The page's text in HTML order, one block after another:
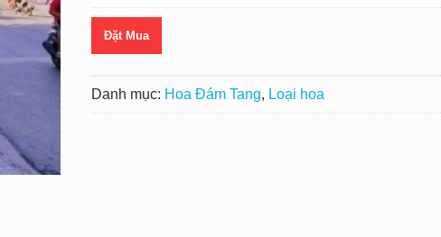
Đặt Mua
Danh mục: Hoa Đám Tang, Loại hoa